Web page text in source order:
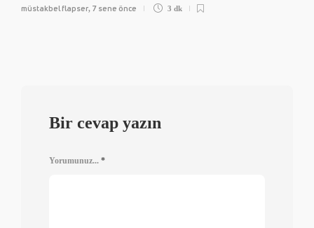
müstakbel flapser, 7 sene önce 3 dk
Bir cevap yazın
Yorumunuz... *